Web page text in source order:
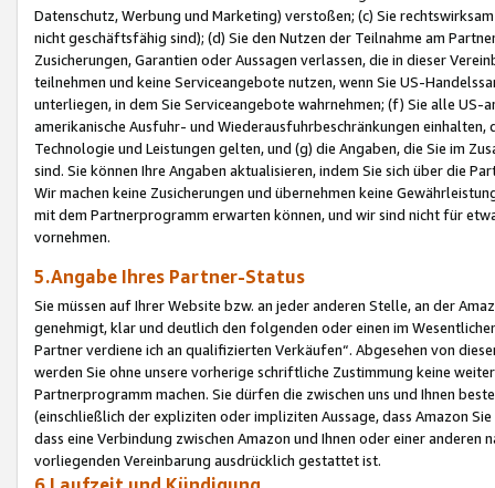
Datenschutz, Werbung und Marketing) verstoßen; (c) Sie
nicht geschäftsfähig sind); (d) Sie den Nutzen der Teilnahme am
Zusicherungen, Garantien oder Aussagen verlassen, die in dieser
teilnehmen und keine Serviceangebote nutzen, wenn Sie US-
unterliegen, in dem Sie Serviceangebote wahrnehmen; (f) Sie alle
amerikanische Ausfuhr- und Wiederausfuhrbeschränkungen
Technologie und Leistungen gelten, und (g) die Angaben, die Sie im
sind. Sie können Ihre Angaben aktualisieren, indem Sie sich über die
Wir machen keine Zusicherungen und übernehmen keine
mit dem Partnerprogramm erwarten können, und wir sind nicht für
vornehmen.
5.Angabe Ihres Partner-Status
Sie müssen auf Ihrer Website bzw. an jeder anderen Stelle, an der
genehmigt, klar und deutlich den folgenden oder einen im
Partner verdiene ich an qualifizierten Verkäufen“. Abgesehen von
werden Sie ohne unsere vorherige schriftliche Zustimmung keine
Partnerprogramm machen. Sie dürfen die zwischen uns und Ihnen
(einschließlich der expliziten oder impliziten Aussage, dass Amazon
dass eine Verbindung zwischen Amazon und Ihnen oder einer
vorliegenden Vereinbarung ausdrücklich gestattet ist.